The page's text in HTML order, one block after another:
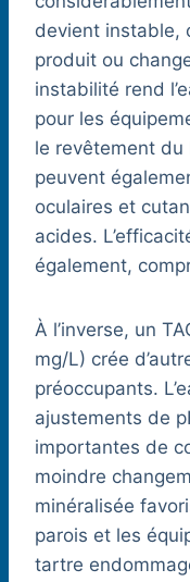
devient instable,
produit ou
instabilité rend
pour les
le revêtement du
peuvent
oculaires et
acides.
également,
À l’inverse, un
mg/L) crée
préoccupants.
ajustements de
importantes de
moindre
minéralisée
parois et les
tartre